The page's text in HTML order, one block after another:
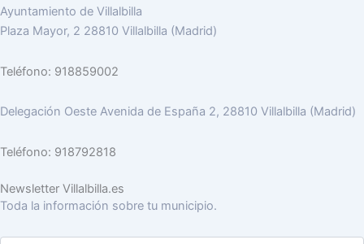
Ayuntamiento de Villalbilla
Plaza Mayor, 2 28810 Villalbilla (Madrid)
Teléfono: 918859002
Delegación Oeste Avenida de España 2, 28810 Villalbilla (Madrid)
Teléfono: 918792818
Newsletter Villalbilla.es
Toda la información sobre tu municipio.